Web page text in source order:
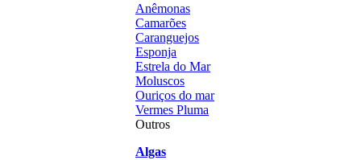
Anêmonas
Camarões
Caranguejos
Esponja
Estrela do Mar
Moluscos
Ouriços do mar
Vermes Pluma
Outros
Algas